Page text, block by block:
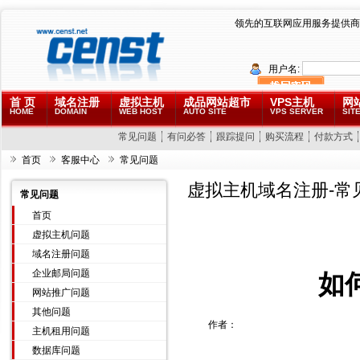
领先的互联网应用服务提供商
用户名:
首 页
HOME
域名注册
DOMAIN
虚拟主机
WEB HOST
成品网站超市
AUTO SITE
VPS主机
VPS SERVER
网
常见问题 有问必答 跟踪提问 购买流程 付款方式
首页 客服中心 常见问题
常见问题
首页
虚拟主机问题
域名注册问题
企业邮局问题
网站推广问题
其他问题
主机租用问题
数据库问题
虚拟主机域名注册-常
如
作者：